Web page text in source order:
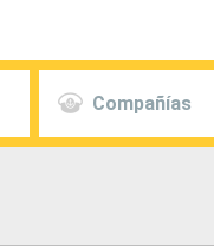
Compañías